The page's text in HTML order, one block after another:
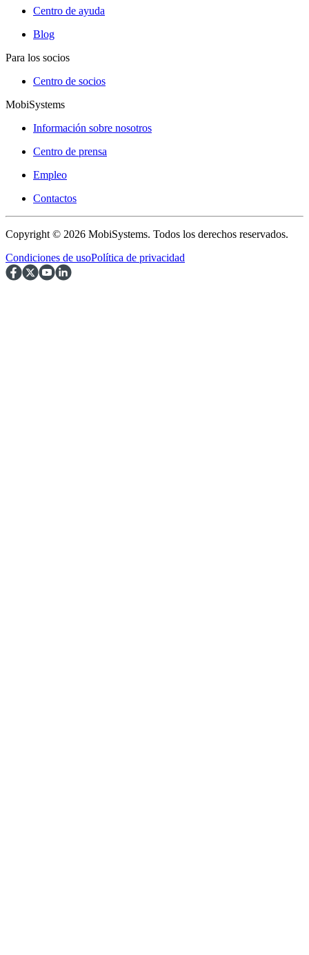
Centro de ayuda
Blog
Para los socios
Centro de socios
MobiSystems
Información sobre nosotros
Centro de prensa
Empleo
Contactos
Copyright © 2026 MobiSystems. Todos los derechos reservados.
Condiciones de usoPolítica de privacidad